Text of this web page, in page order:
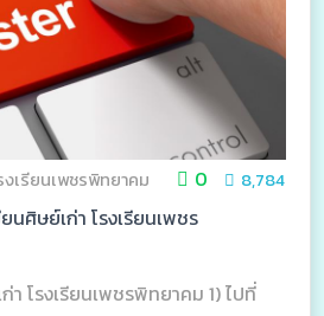
งเรียนเพชรพิทยาคม 0 8,784
นศิษย์เก่า โรงเรียนเพชร
า โรงเรียนเพชรพิทยาคม 1) ไปที่